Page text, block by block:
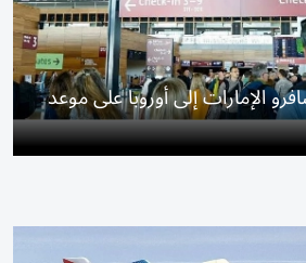
مسافرو الإمارات إلى أوروبا على موعد